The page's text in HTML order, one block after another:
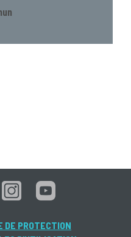
DE PROTECTION